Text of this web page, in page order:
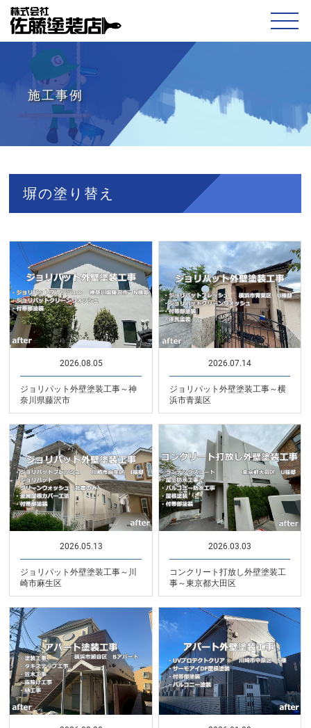
施工事例
塀の塗り替え
2026.08.05
ジョリパット外壁塗装工事～神
奈川県藤沢市
2026.07.14
ジョリパット外壁塗装工事～横
浜市青葉区
2026.05.13
ジョリパット外壁塗装工事～川
崎市麻生区
2026.03.03
コンクリート打放し外壁塗装工
事～東京都大田区